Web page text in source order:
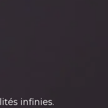
infinies.